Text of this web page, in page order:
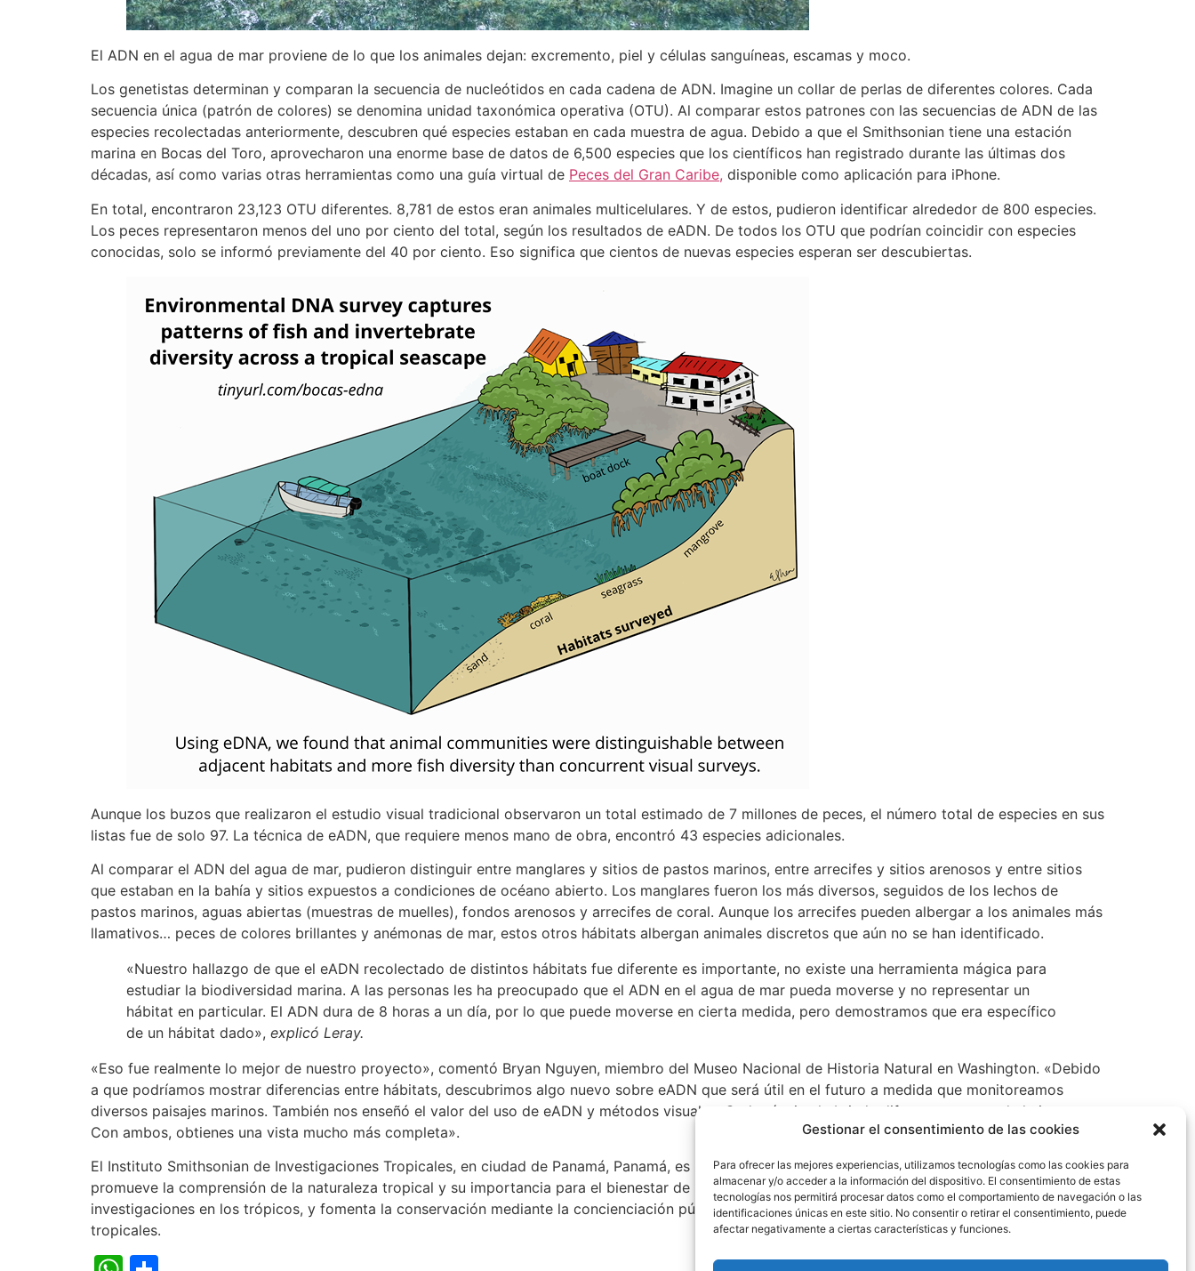
Gestionar el consentimiento de las cookies
Para ofrecer las mejores experiencias, utilizamos tecnologías como las cookies para
almacenar y/o acceder a la información del dispositivo. El consentimiento de estas
tecnologías nos permitirá procesar datos como el comportamiento de navegación o las
identificaciones únicas en este sitio. No consentir o retirar el consentimiento, puede
afectar negativamente a ciertas características y funciones.
El ADN en el agua de mar proviene de lo que los animales dejan: excremento, piel y células sanguíneas, escamas y moco.
Los genetistas determinan y comparan la secuencia de nucleótidos en cada cadena de ADN. Imagine un collar de perlas de diferentes colores. Cada
secuencia única (patrón de colores) se denomina unidad taxonómica operativa (OTU). Al comparar estos patrones con las secuencias de ADN de las
especies recolectadas anteriormente, descubren qué especies estaban en cada muestra de agua. Debido a que el Smithsonian tiene una estación
marina en Bocas del Toro, aprovecharon una enorme base de datos de 6,500 especies que los científicos han registrado durante las últimas dos
décadas, así como varias otras herramientas como una guía virtual de Peces del Gran Caribe, disponible como aplicación para iPhone.
En total, encontraron 23,123 OTU diferentes. 8,781 de estos eran animales multicelulares. Y de estos, pudieron identificar alrededor de 800 especies.
Los peces representaron menos del uno por ciento del total, según los resultados de eADN. De todos los OTU que podrían coincidir con especies
conocidas, solo se informó previamente del 40 por ciento. Eso significa que cientos de nuevas especies esperan ser descubiertas.
Aunque los buzos que realizaron el estudio visual tradicional observaron un total estimado de 7 millones de peces, el número total de especies en sus
listas fue de solo 97. La técnica de eADN, que requiere menos mano de obra, encontró 43 especies adicionales.
Al comparar el ADN del agua de mar, pudieron distinguir entre manglares y sitios de pastos marinos, entre arrecifes y sitios arenosos y entre sitios
que estaban en la bahía y sitios expuestos a condiciones de océano abierto. Los manglares fueron los más diversos, seguidos de los lechos de
pastos marinos, aguas abiertas (muestras de muelles), fondos arenosos y arrecifes de coral. Aunque los arrecifes pueden albergar a los animales más
llamativos… peces de colores brillantes y anémonas de mar, estos otros hábitats albergan animales discretos que aún no se han identificado.
«Nuestro hallazgo de que el eADN recolectado de distintos hábitats fue diferente es importante, no existe una herramienta mágica para
estudiar la biodiversidad marina. A las personas les ha preocupado que el ADN en el agua de mar pueda moverse y no representar un
hábitat en particular. El ADN dura de 8 horas a un día, por lo que puede moverse en cierta medida, pero demostramos que era específico
de un hábitat dado», explicó Leray.
«Eso fue realmente lo mejor de nuestro proyecto», comentó Bryan Nguyen, miembro del Museo Nacional de Historia Natural en Washington. «Debido
a que podríamos mostrar diferencias entre hábitats, descubrimos algo nuevo sobre eADN que será útil en el futuro a medida que monitoreamos
diversos paisajes marinos. También nos enseñó el valor del uso de eADN y métodos visuales. Cada técnica le brinda diferentes partes de la imagen.
Con ambos, obtienes una vista mucho más completa».
El Instituto Smithsonian de Investigaciones Tropicales, en ciudad de Panamá, Panamá, es una unidad de la Institución Smithsonian. El Instituto
promueve la comprensión de la naturaleza tropical y su importancia para el bienestar de la humanidad, capacita estudiantes para llevar a cabo
investigaciones en los trópicos, y fomenta la conservación mediante la concienciación pública sobre la belleza e importancia de los ecosistemas
tropicales.